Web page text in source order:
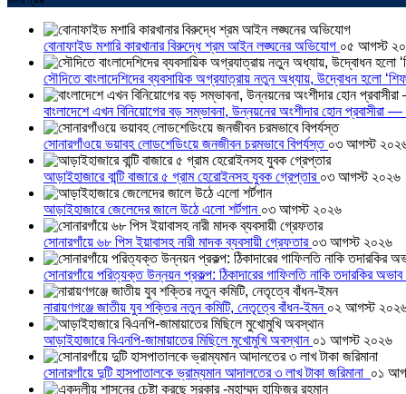
বোনাফাইড মশারি কারখানার বিরুদ্ধে শ্রম আইন লঙ্ঘনের অভিযোগ ০৫ আগস্ট
সৌদিতে বাংলাদেশিদের ব্যবসায়িক অগ্রযাত্রায় নতুন অধ্যায়, উদ্বোধন হলো ‘শিফা
বাংলাদেশে এখন বিনিয়োগের বড় সম্ভাবনা, উন্নয়নের অংশীদার হোন প্রবাসীরা
সোনারগাঁওয়ে ভয়াবহ লোডশেডিংয়ে জনজীবন চরমভাবে বিপর্যস্ত ০৩ আগস্ট
আড়াইহাজারে বান্টি বাজারে ৫ গ্রাম হেরোইনসহ যুবক গ্রেপ্তার ০৩ আগস্ট ২০২৬
আড়াইহাজারে জেলেদের জালে উঠে এলো শর্টগান ০৩ আগস্ট ২০২৬
সোনারগাঁয়ে ৬৮ পিস ইয়াবাসহ নারী মাদক ব্যবসায়ী গ্রেফতার ০৩ আগস্ট ২০২৬
সোনারগাঁয়ে পরিত্যক্ত উন্নয়ন প্রকল্প: ঠিকাদারের গাফিলতি নাকি তদারকির অভাব
নারায়ণগঞ্জে জাতীয় যুব শক্তির নতুন কমিটি, নেতৃত্বে বাঁধন-ইমন ০২ আগস্ট
আড়াইহাজারে বিএনপি-জামায়াতের মিছিলে মুখোমুখি অবস্থান ০১ আগস্ট ২০২৬
সোনারগাঁয়ে দুটি হাসপাতালকে ভ্রাম্যমান আদালতের ৩ লাখ টাকা জরিমানা ০১